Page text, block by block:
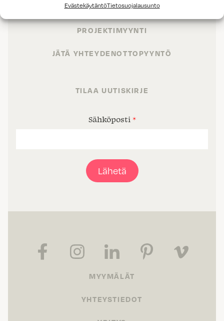
EvästekäytäntöTietosuojalausunto
PALVELUT
PROJEKTIMYYNTI
JÄTÄ YHTEYDENOTTOPYYNTÖ
TILAA UUTISKIRJE
Sähköposti *
Lähetä
MYYMÄLÄT
YHTEYSTIEDOT